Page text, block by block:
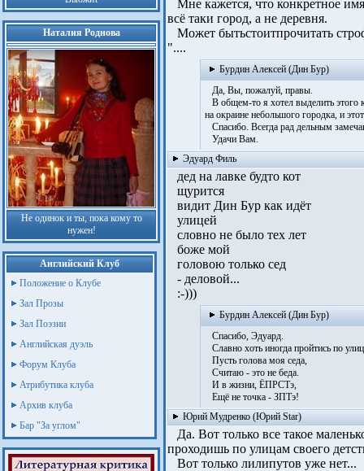
Наталия Роднова
Не одинок и ты, пока кому то
нужен!
Английский Клуб
Положение о Клубе
Зал Прозы
Зал Поэзии
Английская дуэль
Форум Клуба
Атрибутика клуба
Архив клуба
Бар "За углом"
Мне кажется, что конкретное
всё таки город, а не деревня.
Может бытьстоитпрочитать
"....
Бурдин Алексей (Дин Бур)
Да, Вы, пожалуй, правы.
В общем-то я хотел выделить этого
на окраине небольшого городка, и
Спасибо. Всегда рад дельным
Удачи Вам.
Эдуард Филь
дед на лавке будто кот
щурится
видит Дин Бур как идёт
улицей
словно не было тех лет
боже мой
головою только сед
- деловой...
:-)))
Бурдин Алексей (Дин Бур)
Спасибо, Эдуард.
Славно хоть иногда пройтись по
Пусть голова моя седа,
Считаю - это не беда.
И в жизни, ЁПРСТэ,
Ещё не точка - ЗПТэ!
Юрий Мудренко (Юрий Star)
Да. Вот только все такое
проходишь по улицам своего
Вот только лилипутов уже нет...